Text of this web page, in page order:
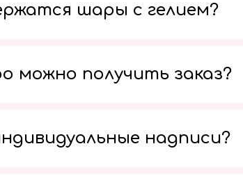
шары с гелием?
можно получить заказ?
надписи?